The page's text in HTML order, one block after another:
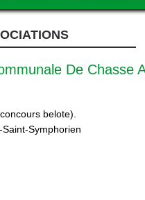
De Chasse
belote).
Symphorien